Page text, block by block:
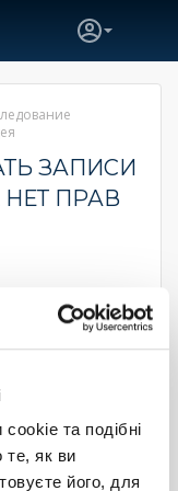
та подібні
те, як ви
його, для
ЗАПИСИ
ПРАВ
добавить,
принципе
закрыть